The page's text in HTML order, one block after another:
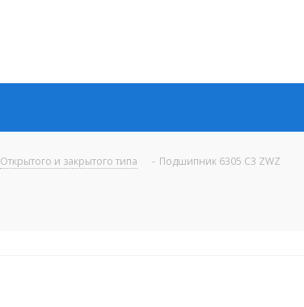
Открытого и закрытого типа - Подшипник 6305 C3 ZWZ